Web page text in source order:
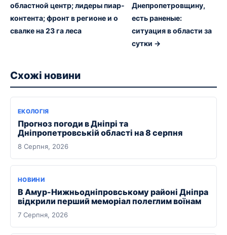
областной центр; лидеры пиар-
контента; фронт в регионе и о
свалке на 23 га леса
Днепропетровщину,
есть раненые:
ситуация в области за
сутки →
Схожі новини
ЕКОЛОГІЯ
Прогноз погоди в Дніпрі та
Дніпропетровській області на 8 серпня
8 Серпня, 2026
НОВИНИ
В Амур-Нижньодніпровському районі Дніпра
відкрили перший меморіал полеглим воїнам
7 Серпня, 2026